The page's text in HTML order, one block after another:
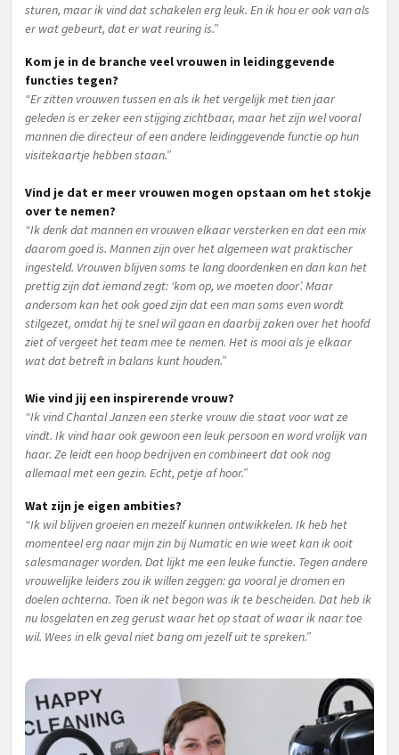
sturen, maar ik vind dat schakelen erg leuk. En ik hou er ook van als
er wat gebeurt, dat er wat reuring is.”
Kom je in de branche veel vrouwen in leidinggevende
functies tegen?
“Er zitten vrouwen tussen en als ik het vergelijk met tien jaar
geleden is er zeker een stijging zichtbaar, maar het zijn wel vooral
mannen die directeur of een andere leidinggevende functie op hun
visitekaartje hebben staan.”
Vind je dat er meer vrouwen mogen opstaan om het stokje
over te nemen?
“Ik denk dat mannen en vrouwen elkaar versterken en dat een mix
daarom goed is. Mannen zijn over het algemeen wat praktischer
ingesteld. Vrouwen blijven soms te lang doordenken en dan kan het
prettig zijn dat iemand zegt: ‘kom op, we moeten door’. Maar
andersom kan het ook goed zijn dat een man soms even wordt
stilgezet, omdat hij te snel wil gaan en daarbij zaken over het hoofd
ziet of vergeet het team mee te nemen. Het is mooi als je elkaar
wat dat betreft in balans kunt houden.”
Wie vind jij een inspirerende vrouw?
“Ik vind Chantal Janzen een sterke vrouw die staat voor wat ze
vindt. Ik vind haar ook gewoon een leuk persoon en word vrolijk van
haar. Ze leidt een hoop bedrijven en combineert dat ook nog
allemaal met een gezin. Echt, petje af hoor.”
Wat zijn je eigen ambities?
“Ik wil blijven groeien en mezelf kunnen ontwikkelen. Ik heb het
momenteel erg naar mijn zin bij Numatic en wie weet kan ik ooit
salesmanager worden. Dat lijkt me een leuke functie. Tegen andere
vrouwelijke leiders zou ik willen zeggen: ga vooral je dromen en
doelen achterna. Toen ik net begon was ik te bescheiden. Dat heb ik
nu losgelaten en zeg gerust waar het op staat of waar ik naar toe
wil. Wees in elk geval niet bang om jezelf uit te spreken.”